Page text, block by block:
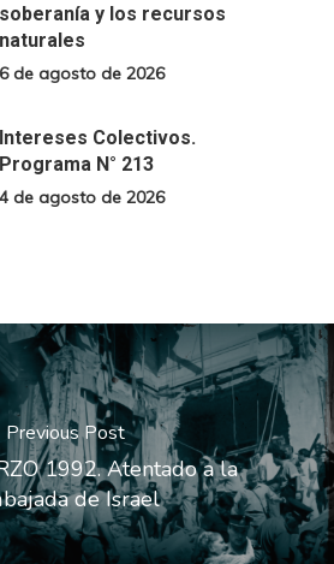
soberanía y los recursos
naturales
6 de agosto de 2026
Intereses Colectivos.
Programa N° 213
4 de agosto de 2026
Previous Post
1992. Atentado a la
de Israel